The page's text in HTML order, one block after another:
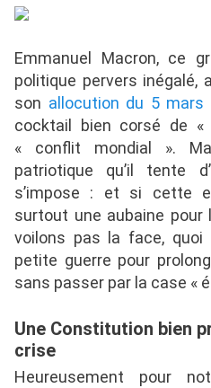
Emmanuel Macron, ce
politique pervers inégalé,
son allocution du 5 mars
cocktail bien corsé de
« conflit mondial ».
patriotique qu’il tente
s’impose : et si cette
surtout une aubaine pour
voilons pas la face, quoi
petite guerre pour
sans passer par la case «
Une Constitution bien
crise
Heureusement pour